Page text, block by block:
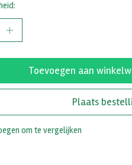
Toevoegen aan
Plaats
om te vergelijken